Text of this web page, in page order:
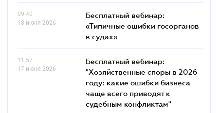
09.40
18 июня 2026
Бесплатный вебинар:
«Типичные ошибки госорганов
в судах»
11.57
17 июня 2026
Бесплатный вебинар:
"Хозяйственные споры в 2026
году: какие ошибки бизнеса
чаще всего приводят к
судебным конфликтам"